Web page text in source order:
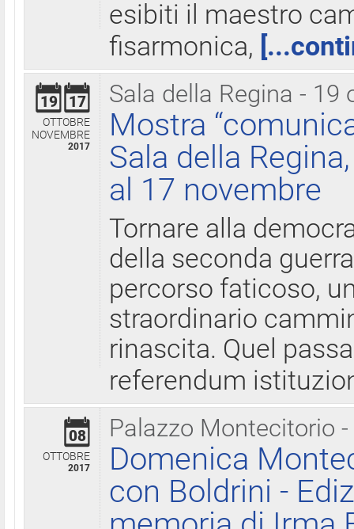
esibiti il maestro
fisarmonica,
Sala della Regina - 19
19 17
OTTOBRE
NOVEMBRE
2017
Mostra
Sala della
al 17 novembre
Tornare alla
della seconda
percorso faticoso,
straordinario
rinascita. Quel
referendum
Palazzo Montecitorio
08
OTTOBRE
2017
Domenica
con Boldrini -